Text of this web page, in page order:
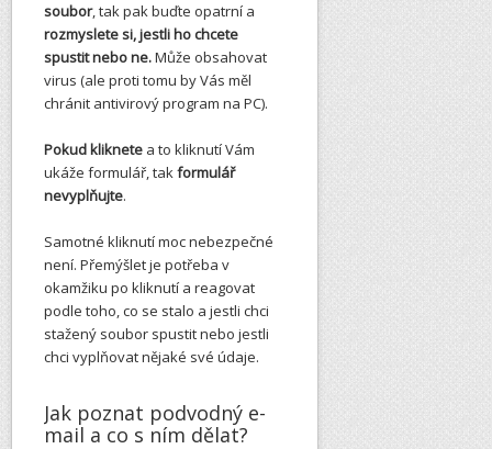
soubor, tak pak buďte opatrní a
rozmyslete si, jestli ho chcete
spustit nebo ne.Může obsahovat
virus (ale proti tomu by Vás měl
chránit antivirový program na PC).
Pokud kliknete a to kliknutí Vám
ukáže formulář, takformulář
nevyplňujte.
Samotné kliknutí moc nebezpečné
není. Přemýšlet je potřeba v
okamžiku po kliknutí a reagovat
podle toho, co se stalo a jestli chci
stažený soubor spustit nebo jestli
chci vyplňovat nějaké své údaje.
Jak poznat podvodný e-
mail a co s ním dělat?